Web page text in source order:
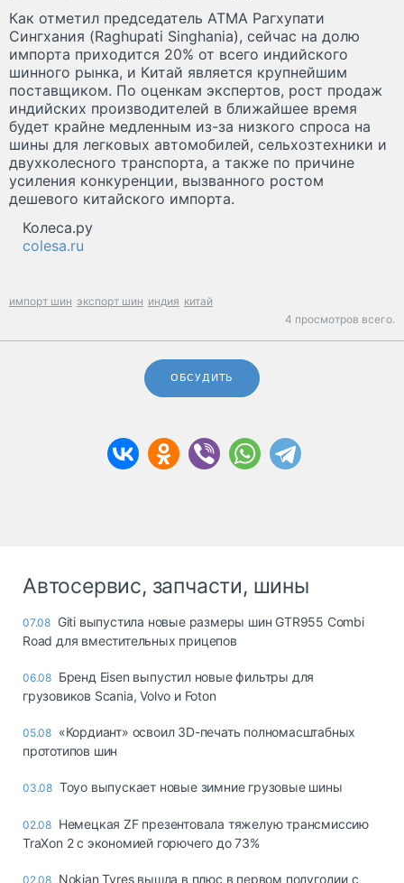
Как отметил председатель ATMA Рагхупати
Сингхания (Raghupati Singhania), сейчас на долю
импорта приходится 20% от всего индийского
шинного рынка, и Китай является крупнейшим
поставщиком. По оценкам экспертов, рост продаж
индийских производителей в ближайшее время
будет крайне медленным из-за низкого спроса на
шины для легковых автомобилей, сельхозтехники и
двухколесного транспорта, а также по причине
усиления конкуренции, вызванного ростом
дешевого китайского импорта.
Колеса.ру
colesa.ru
импорт шин экспорт шин индия китай
4 просмотров всего.
ОБСУДИТЬ
Автосервис, запчасти, шины
07.08 Giti выпустила новые размеры шин GTR955 Combi
Road для вместительных прицепов
06.08 Бренд Eisen выпустил новые фильтры для
грузовиков Scania, Volvo и Foton
05.08 «Кордиант» освоил 3D-печать полномасштабных
прототипов шин
03.08 Toyo выпускает новые зимние грузовые шины
02.08 Немецкая ZF презентовала тяжелую трансмиссию
TraXon 2 с экономией горючего до 73%
02.08 Nokian Tyres вышла в плюс в первом полугодии с